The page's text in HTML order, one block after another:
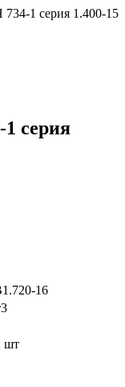
1 серия 1.400-15
серия
16
шт